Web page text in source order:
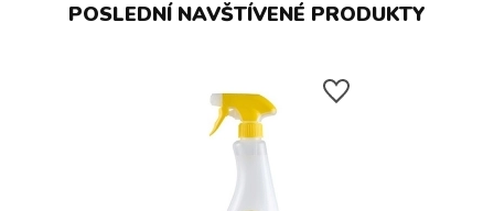
POSLEDNÍ NAVŠTÍVENÉ PRODUKTY